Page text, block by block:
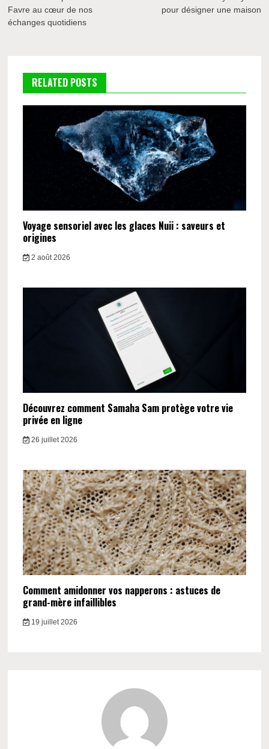
l’article
Favre au cœur de nos
échanges quotidiens
pour désigner une maison
RELATED POSTS
Voyage sensoriel avec les glaces Nuii : saveurs et
origines
2 août 2026
Découvrez comment Samaha Sam protège votre vie
privée en ligne
26 juillet 2026
Comment amidonner vos napperons : astuces de
grand-mère infaillibles
19 juillet 2026